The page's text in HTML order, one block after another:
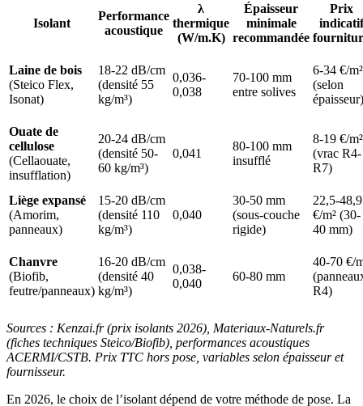
Isolant
Performance
acoustique
λ
thermique
(W/m.K)
Épaisseur
minimale
recommandée
Prix
indicatif
Laine de bois
(Steico Flex,
Isonat)
18-22 dB/cm
(densité 55
kg/m³)
0,036-
0,038
70-100 mm
entre solives
6-34 €/m²
(selon
épaisseur)
Ouate de
cellulose
(Cellaouate,
insufflation)
20-24 dB/cm
(densité 50-
60 kg/m³)
0,041
80-100 mm
insufflé
8-19 €/m²
(vrac R4-
R7)
Liège expansé
(Amorim,
panneaux)
15-20 dB/cm
(densité 110
kg/m³)
0,040
30-50 mm
(sous-couche
rigide)
22,5-48,9
€/m² (30-
40 mm)
Chanvre
(Biofib,
feutre/panneaux)
16-20 dB/cm
(densité 40
kg/m³)
0,038-
0,040
60-80 mm
40-70 €/
R4)
Sources : Kenzai.fr (prix isolants 2026), Materiaux-Naturels.fr
(fiches techniques Steico/Biofib), performances acoustiques
ACERMI/CSTB. Prix TTC hors pose, variables selon épaisseur et
fournisseur.
En 2026, le choix de l’isolant dépend de votre méthode de pose. La